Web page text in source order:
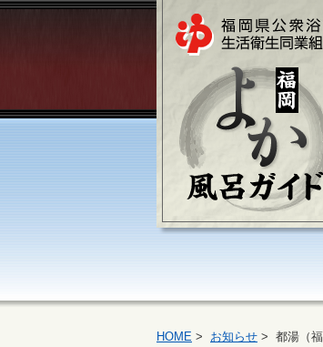
HOME > お知らせ > 都湯（